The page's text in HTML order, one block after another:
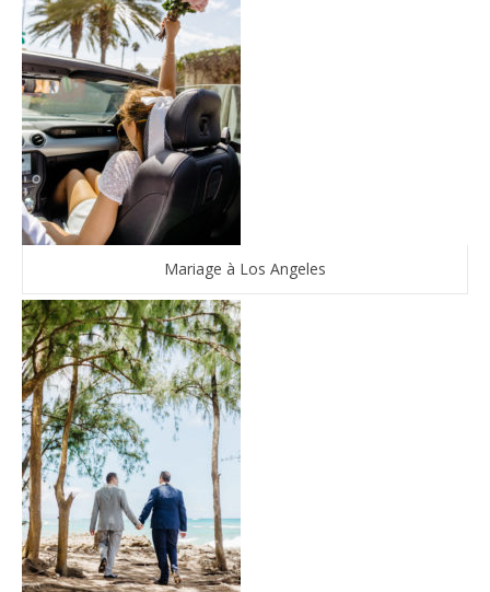
Mariage à Los Angeles